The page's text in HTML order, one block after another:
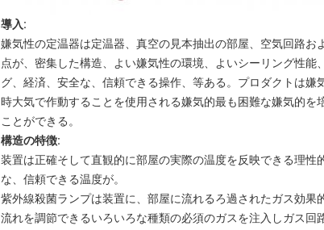
導入:
嫌気性の定温器は定温器、真空の見本抽出の部屋、空気回路
点が、密集した構造、よい嫌気性の環境、よいシーリング性
グ、経済、安全な、信頼できる操作、等ある。プロダクトは嫌
時大気で作動することを使用される嫌気的最も困難な嫌気的
ことができる。
構造の特徴:
装置は正確そして直観的に部屋の実際の温度を反映できる理
な、信頼できる温度が。
紫外線殺菌ランプは装置に、部屋に流れるろ過されたガス効果
流れを調節できるいろいろな種類の必須のガスを注入しガス回